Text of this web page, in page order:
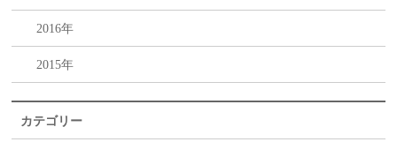
2016年
2015年
カテゴリー